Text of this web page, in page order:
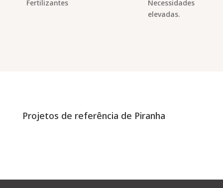
Fertilizantes
Necessidades
elevadas.
Projetos de referência de Piranha